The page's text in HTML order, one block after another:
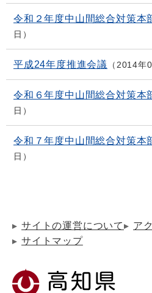
令和２年度中山間総合対策本
日
平成24年度推進会議 2014年
令和６年度中山間総合対策本
日
令和７年度中山間総合対策本
日
サイトの運営について
ア
サイトマップ